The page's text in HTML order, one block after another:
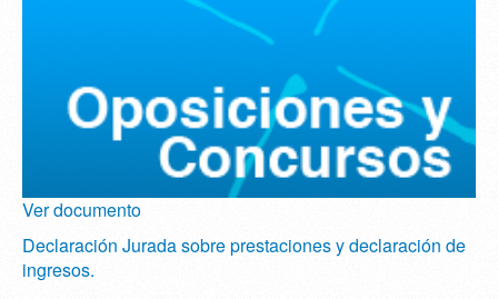
Ver documento
Declaración Jurada sobre prestaciones y declaración de
ingresos.